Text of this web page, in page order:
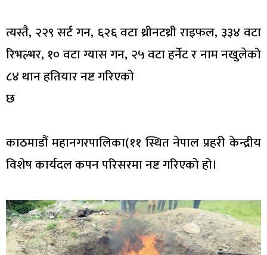
त्यस्तै, २२९ सर्ट गन, ६२६ वटा थ्रीनटथ्री राइफल, ३३४ वटा
रिभल्भर, १० वटा ग्यास गन, २५ वटा हर्नेट र नाम नखुलेको
८४ थान हतियार नष्ट गरिएको
छ
काठमाडौं महानगरपालिका(११ स्थित नेपाल प्रहरी केन्द्रीय
विशेष कार्यदल कपन परिसरमा नष्ट गरिएको हो।